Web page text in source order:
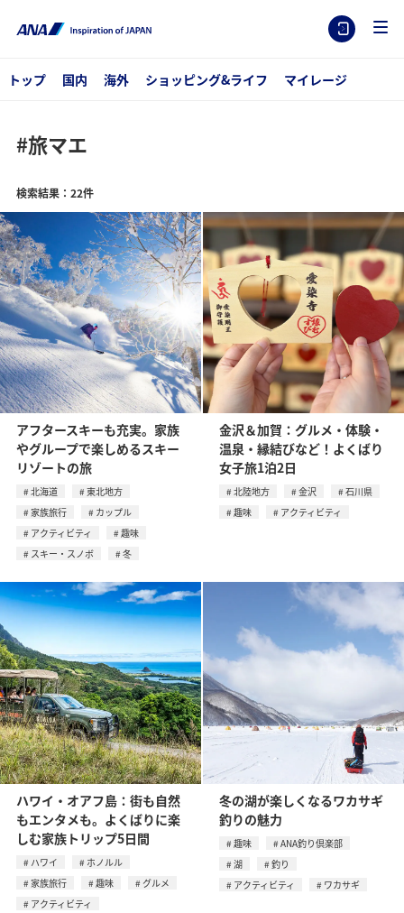
トップ 国内 海外 ショッピング&ライフ マイレージ
#旅マエ
検索結果：22件
アフタースキーも充実。家族
やグループで楽しめるスキー
リゾートの旅
北海道
東北地方
家族旅行
カップル
アクティビティ
趣味
スキー・スノボ
冬
金沢＆加賀：グルメ・体験・
温泉・縁結びなど！よくばり
女子旅1泊2日
北陸地方 金沢
石川県
趣味
アクティビティ
ハワイ・オアフ島：街も自然
もエンタメも。よくばりに楽
しむ家族トリップ5日間
ハワイ
ホノルル
家族旅行
趣味
グルメ
アクティビティ
冬の湖が楽しくなるワカサギ
釣りの魅力
趣味
ANA釣り倶楽部
湖
釣り
アクティビティ
ワカサギ